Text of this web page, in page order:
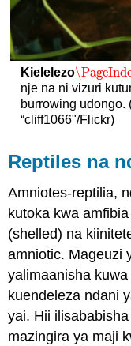
Kielelezo
nje na ni vizuri
burrowing udongo.
“cliff1066"/Flickr)
Reptiles na
Amniotes-reptilia,
kutoka kwa
(shelled) na
amniotic. Mageuzi
yalimaanisha
kuendeleza ndani
yai. Hii
mazingira ya maji